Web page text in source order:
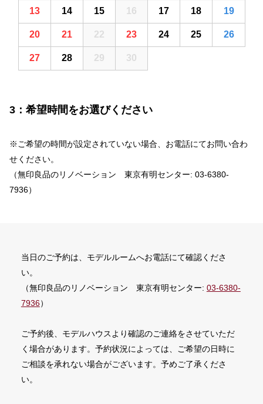
13 14 15 16 17 18 19
20 21 22 23 24 25 26
27 28 29 30
3：希望時間をお選びください
※ご希望の時間が設定されていない場合、お電話にてお問い合わ
せください。
（無印良品のリノベーション 東京有明センター: 03-6380-
7936）
当日のご予約は、モデルルームへお電話にて確認くださ
い。
（無印良品のリノベーション 東京有明センター: 03-6380-
7936）
ご予約後、モデルハウスより確認のご連絡をさせていただ
く場合があります。予約状況によっては、ご希望の日時に
ご相談を承れない場合がございます。予めご了承くださ
い。